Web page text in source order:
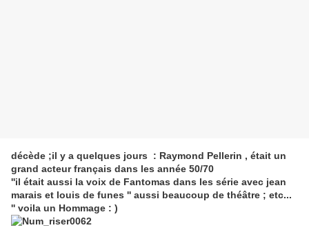
décède ;il y a quelques jours : Raymond Pellerin , était un
grand acteur français dans les année 50/70
''il était aussi la voix de Fantomas dans les série avec jean
marais et louis de funes '' aussi beaucoup de théâtre ; etc...
'' voila un Hommage : )